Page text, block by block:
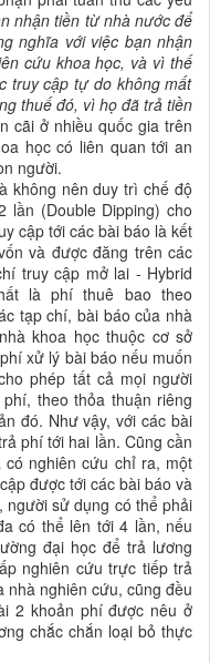
nhận tiền từ nhà nước để
nghĩa với việc bạn nhận
cứu khoa học, và vì thế
truy cập tự do không mất
thuế đó, vì họ đã trả tiền
cãi ở nhiều quốc gia trên
học có liên quan tới an
người.
không nên duy trì chế độ
lần (Double Dipping)cho
cập tới các bài báo là kết
và đượcđăng trên các
truy cập mở lai - Hybrid
là phí thuê bao theo
tạp chí, bài báocủa nhà
khoa học thuộc cơ sở
xử lý bài báo nếu muốn
phép tất cả mọi người
theo thỏa thuận riêng
đó. Như vậy, với các bài
phí tới hai lần. Cũng cần
nghiên cứu chỉ ra, một
được tới các bài báo và
người sử dụng có thể phải
có thể lên tới 4 lần, nếu
đại học để trả lương
nghiên cứutrực tiếp trả
nhà nghiên cứu, cũng đều
2 khoản phí được nêu ở
chắc chắn loại bỏ thực